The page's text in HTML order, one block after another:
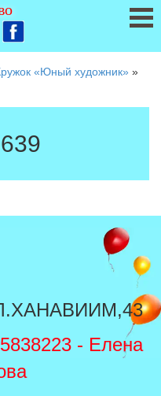
«Юный художник» »
- Елена